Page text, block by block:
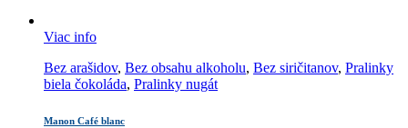
Viac info
Bez arašidov, Bez obsahu alkoholu, Bez siričitanov, Pralinky
biela čokoláda, Pralinky nugát
Manon Café blanc